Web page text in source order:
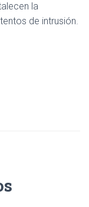
la
de intrusión.